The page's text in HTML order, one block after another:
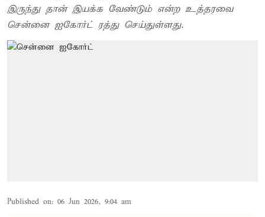
இருந்து தான் இயக்க வேண்டும் என்ற உத்தரவை
சென்னை ஐகோர்ட் ரத்து செய்துள்ளது.
Published on: 06 Jun 2026, 9:04 am